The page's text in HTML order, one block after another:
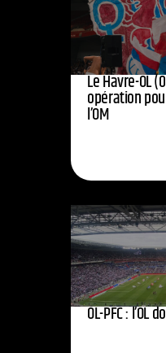
Le Havre-OL
opération
l’OM
OL-PFC : l’OL